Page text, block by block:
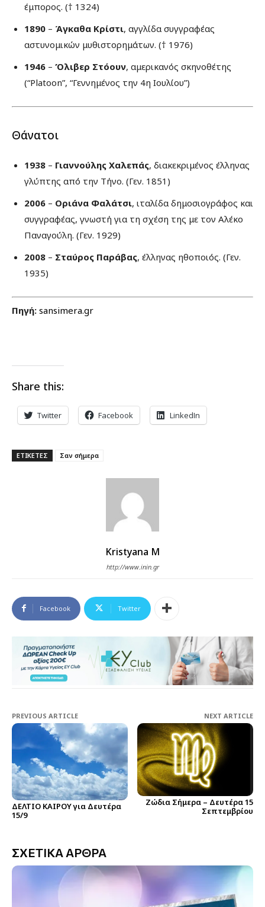
έμπορος. († 1324)
1890 – Άγκαθα Κρίστι, αγγλίδα συγγραφέας
αστυνομικών μυθιστορημάτων. († 1976)
1946 – Όλιβερ Στόουν, αμερικανός σκηνοθέτης
(“Platoon”, “Γεννημένος την 4η Ιουλίου”)
Θάνατοι
1938 – Γιαννούλης Χαλεπάς, διακεκριμένος έλληνας
γλύπτης από την Τήνο. (Γεν. 1851)
2006 – Οριάνα Φαλάτσι, ιταλίδα δημοσιογράφος και
συγγραφέας, γνωστή για τη σχέση της με τον Αλέκο
Παναγούλη. (Γεν. 1929)
2008 – Σταύρος Παράβας, έλληνας ηθοποιός. (Γεν.
1935)
Πηγή: sansimera.gr
Share this:
Twitter Facebook LinkedIn
ΕΤΙΚΕΤΕΣ Σαν σήμερα
Kristyana M
http://www.inin.gr
Facebook Twitter
PREVIOUS ARTICLE
ΔΕΛΤΙΟ ΚΑΙΡΟΥ για Δευτέρα
15/9
NEXT ARTICLE
Ζώδια Σήμερα – Δευτέρα 15
Σεπτεμβρίου
ΣΧΕΤΙΚΑ ΑΡΘΡΑ